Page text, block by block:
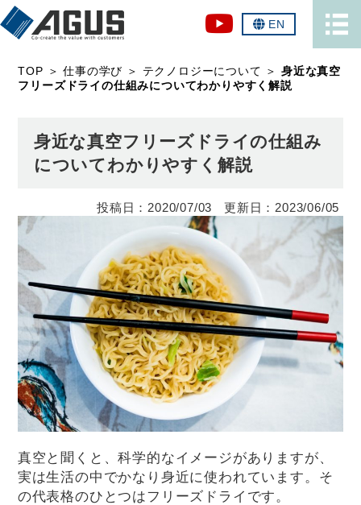
EN
TOP ＞仕事の学び ＞ テクノロジーについて ＞身近な真空
フリーズドライの仕組みについてわかりやすく解説
身近な真空フリーズドライの仕組み
についてわかりやすく解説
2020/07/03 2023/06/05
真空と聞くと、科学的なイメージがありますが、
実は生活の中でかなり身近に使われています。そ
の代表格のひとつはフリーズドライです。